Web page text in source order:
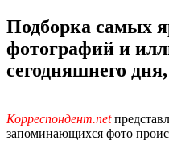
Подборка самых
фотографий и
сегодняшнего
Корреспондент.net
запоминающихся фото